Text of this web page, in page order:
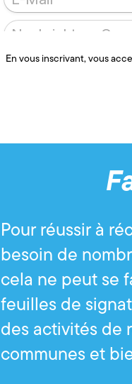
En vous inscrivant, vous
Pour réussir à
besoin de
cela ne peut se
feuilles de
des activités de
communes et